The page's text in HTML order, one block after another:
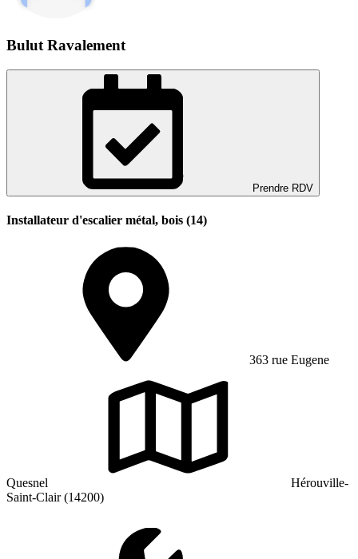
Bulut Ravalement
Prendre RDV
Installateur d'escalier métal, bois (14)
363 rue Eugene
Quesnel
Hérouville-
Saint-Clair (14200)